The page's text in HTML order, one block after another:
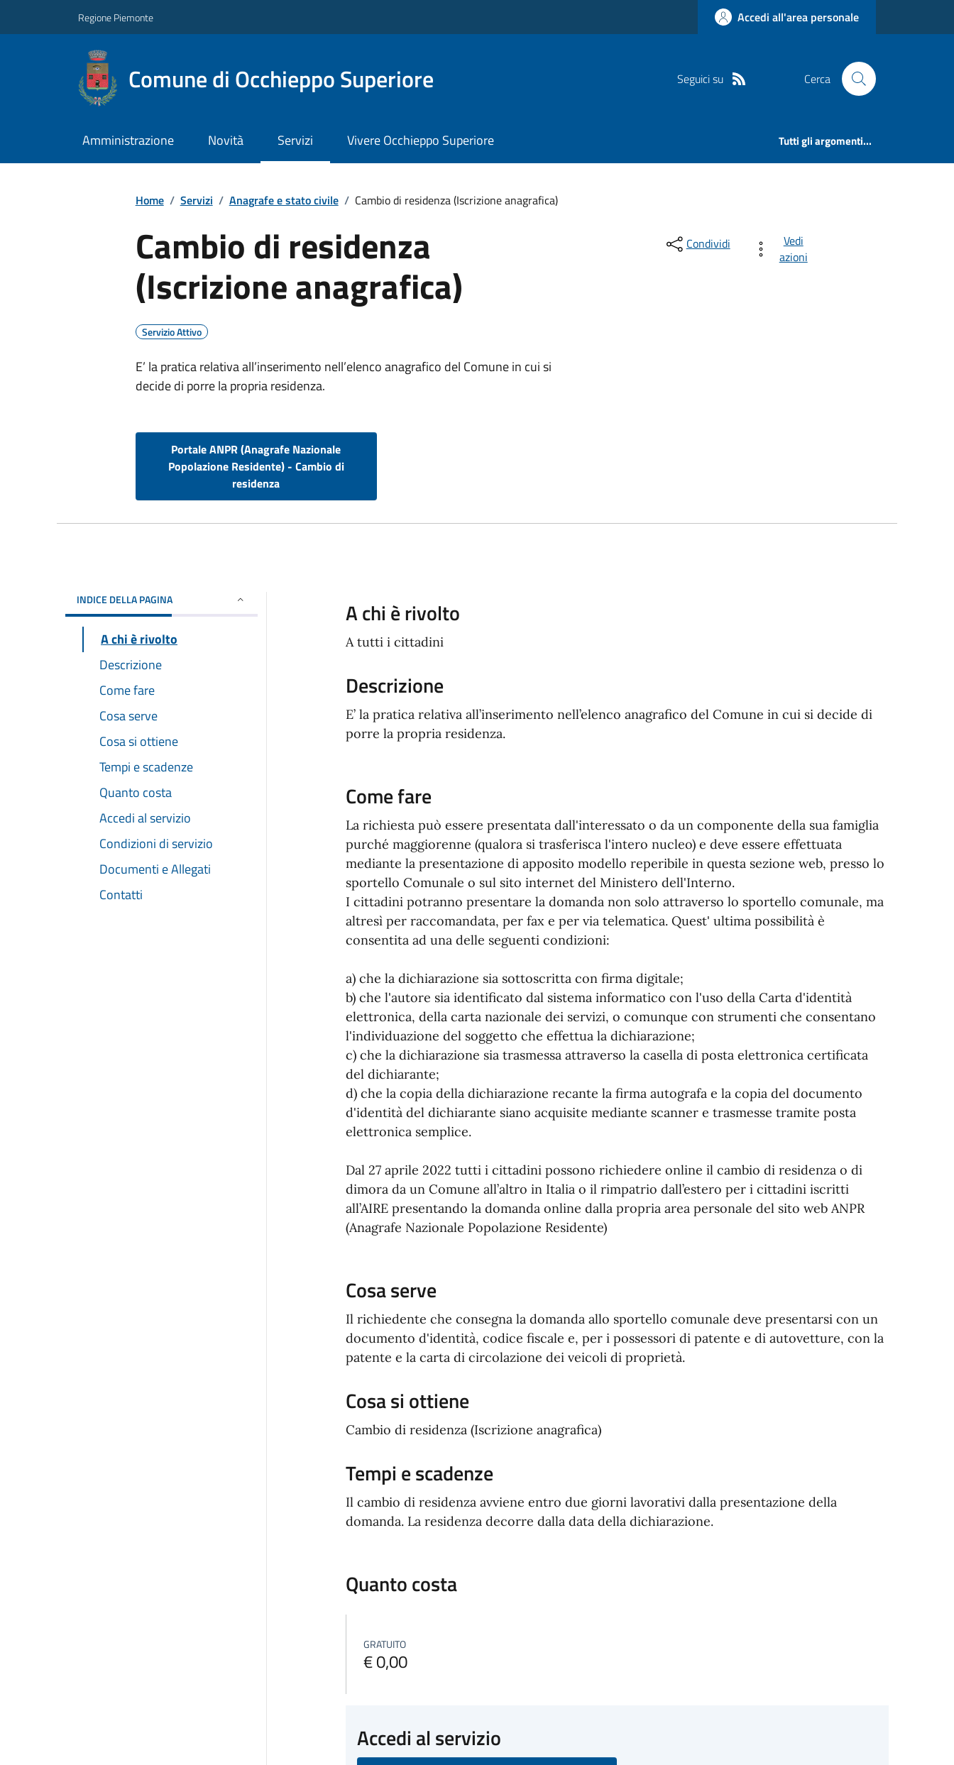
Regione Piemonte Accedi all'area personale
Comune di Occhieppo Superiore Seguici su Cerca
Amministrazione Novità Servizi Vivere Occhieppo Superiore Tutti gli argomenti...
Home / Servizi / Anagrafe e stato civile / Cambio di residenza (Iscrizione anagrafica)
Cambio di residenza
(Iscrizione anagrafica)
Servizio Attivo
E’ la pratica relativa all’inserimento nell’elenco anagrafico del Comune in cui si
decide di porre la propria residenza.
Portale ANPR (Anagrafe Nazionale
Popolazione Residente) - Cambio di
residenza
Condividi
Vedi
azioni
INDICE DELLA PAGINA
A chi è rivolto
Descrizione
Come fare
Cosa serve
Cosa si ottiene
Tempi e scadenze
Quanto costa
Accedi al servizio
Condizioni di servizio
Documenti e Allegati
Contatti
A chi è rivolto
A tutti i cittadini
Descrizione
E’ la pratica relativa all’inserimento nell’elenco anagrafico del Comune in cui si decide di
porre la propria residenza.
Come fare
La richiesta può essere presentata dall'interessato o da un componente della sua famiglia
purché maggiorenne (qualora si trasferisca l'intero nucleo) e deve essere effettuata
mediante la presentazione di apposito modello reperibile in questa sezione web, presso lo
sportello Comunale o sul sito internet del Ministero dell'Interno.
I cittadini potranno presentare la domanda non solo attraverso lo sportello comunale, ma
altresì per raccomandata, per fax e per via telematica. Quest' ultima possibilità è
consentita ad una delle seguenti condizioni:
a) che la dichiarazione sia sottoscritta con firma digitale;
b) che l'autore sia identificato dal sistema informatico con l'uso della Carta d'identità
elettronica, della carta nazionale dei servizi, o comunque con strumenti che consentano
l'individuazione del soggetto che effettua la dichiarazione;
c) che la dichiarazione sia trasmessa attraverso la casella di posta elettronica certificata
del dichiarante;
d) che la copia della dichiarazione recante la firma autografa e la copia del documento
d'identità del dichiarante siano acquisite mediante scanner e trasmesse tramite posta
elettronica semplice.
Dal 27 aprile 2022 tutti i cittadini possono richiedere online il cambio di residenza o di
dimora da un Comune all’altro in Italia o il rimpatrio dall’estero per i cittadini iscritti
all’AIRE presentando la domanda online dalla propria area personale del sito web ANPR
(Anagrafe Nazionale Popolazione Residente)
Cosa serve
Il richiedente che consegna la domanda allo sportello comunale deve presentarsi con un
documento d'identità, codice fiscale e, per i possessori di patente e di autovetture, con la
patente e la carta di circolazione dei veicoli di proprietà.
Cosa si ottiene
Cambio di residenza (Iscrizione anagrafica)
Tempi e scadenze
Il cambio di residenza avviene entro due giorni lavorativi dalla presentazione della
domanda. La residenza decorre dalla data della dichiarazione.
Quanto costa
GRATUITO
€ 0,00
Accedi al servizio